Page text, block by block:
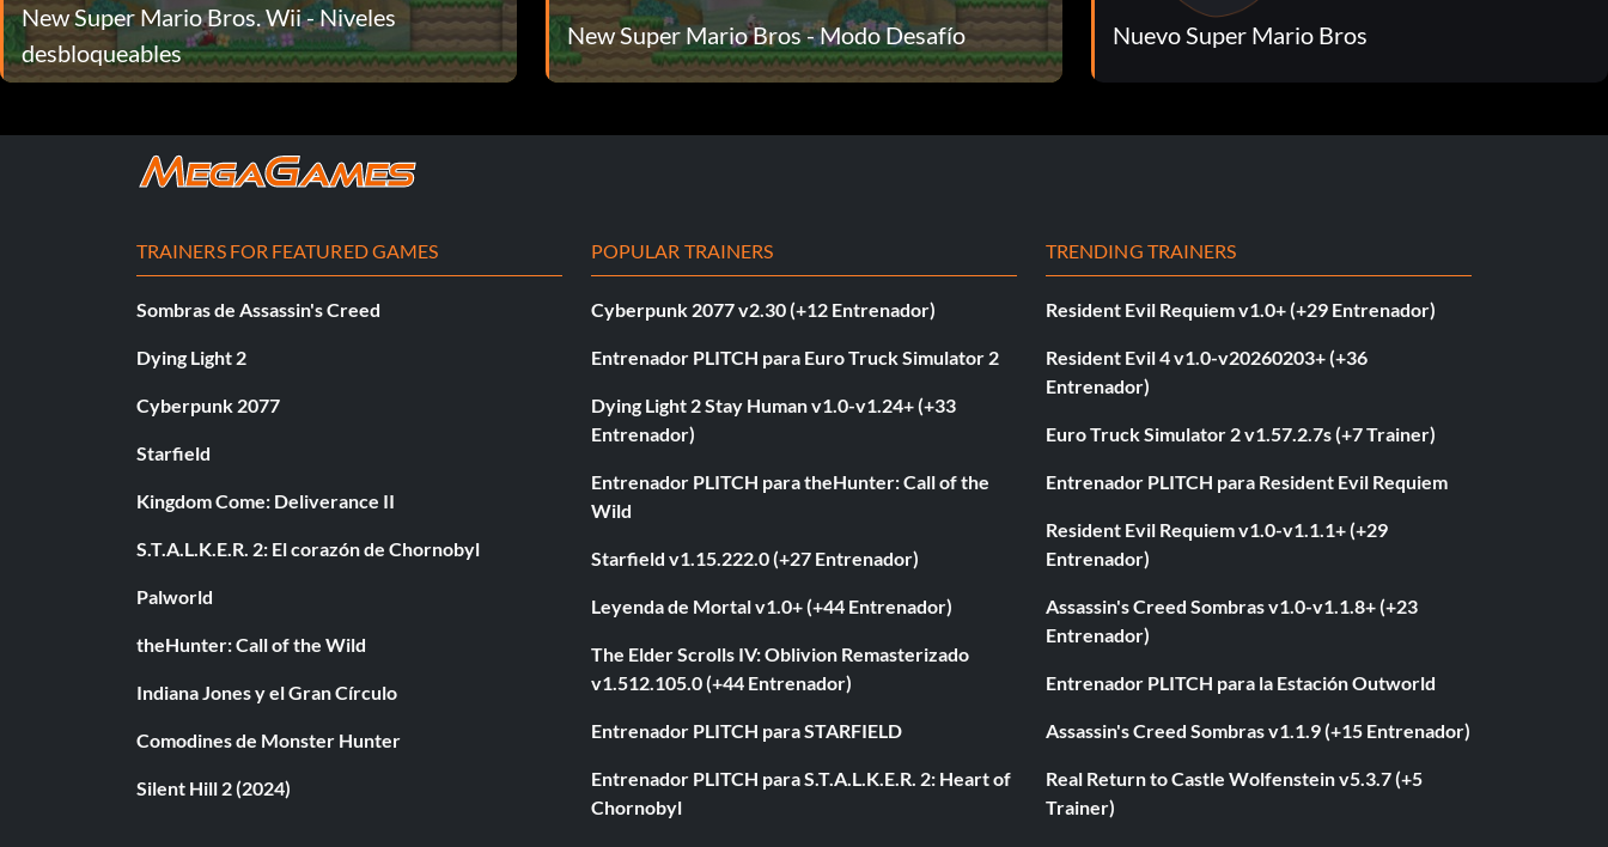
New Super Mario Bros. Wii - Niveles
desbloqueables
New Super Mario Bros - Modo Desafío Nuevo Super Mario Bros
TRAINERS FOR FEATURED GAMES
Sombras de Assassin's Creed
Dying Light 2
Cyberpunk 2077
Starfield
Kingdom Come: Deliverance II
S.T.A.L.K.E.R. 2: El corazón de Chornobyl
Palworld
theHunter: Call of the Wild
Indiana Jones y el Gran Círculo
Comodines de Monster Hunter
Silent Hill 2 (2024)
POPULAR TRAINERS
Cyberpunk 2077 v2.30 (+12 Entrenador)
Entrenador PLITCH para Euro Truck Simulator 2
Dying Light 2 Stay Human v1.0-v1.24+ (+33
Entrenador)
Entrenador PLITCH para theHunter: Call of the
Wild
Starfield v1.15.222.0 (+27 Entrenador)
Leyenda de Mortal v1.0+ (+44 Entrenador)
The Elder Scrolls IV: Oblivion Remasterizado
v1.512.105.0 (+44 Entrenador)
Entrenador PLITCH para STARFIELD
Entrenador PLITCH para S.T.A.L.K.E.R. 2: Heart of
Chornobyl
TRENDING TRAINERS
Resident Evil Requiem v1.0+ (+29 Entrenador)
Resident Evil 4 v1.0-v20260203+ (+36
Entrenador)
Euro Truck Simulator 2 v1.57.2.7s (+7 Trainer)
Entrenador PLITCH para Resident Evil Requiem
Resident Evil Requiem v1.0-v1.1.1+ (+29
Entrenador)
Assassin's Creed Sombras v1.0-v1.1.8+ (+23
Entrenador)
Entrenador PLITCH para la Estación Outworld
Assassin's Creed Sombras v1.1.9 (+15 Entrenador)
Real Return to Castle Wolfenstein v5.3.7 (+5
Trainer)